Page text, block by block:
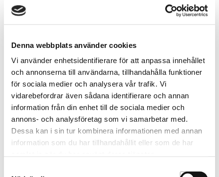
Denna webbplats använder cookies
Vi använder enhetsidentifierare för att anpassa innehållet
och annonserna till användarna, tillhandahålla funktioner
för sociala medier och analysera vår trafik. Vi
vidarebefordrar även sådana identifierare och annan
information från din enhet till de sociala medier och
annons- och analysföretag som vi samarbetar med.
Dessa kan i sin tur kombinera informationen med annan
information som du har tillhandahållit eller som de har
PRODUKTFRÅGA
Beskrivning Egenskaper
Beskrivning